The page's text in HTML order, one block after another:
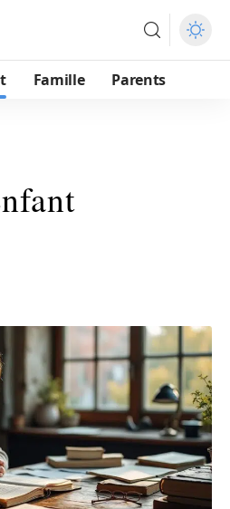
Famille Parents